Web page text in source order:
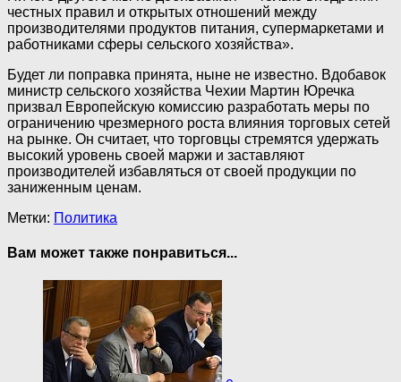
честных правил и открытых отношений между
производителями продуктов питания, супермаркетами и
работниками сферы сельского хозяйства».
Будет ли поправка принята, ныне не известно. Вдобавок
министр сельского хозяйства Чехии Мартин Юречка
призвал Европейскую комиссию разработать меры по
ограничению чрезмерного роста влияния торговых сетей
на рынке. Он считает, что торговцы стремятся удержать
высокий уровень своей маржи и заставляют
производителей избавляться от своей продукции по
заниженным ценам.
Метки: Политика
Вам может также понравиться...